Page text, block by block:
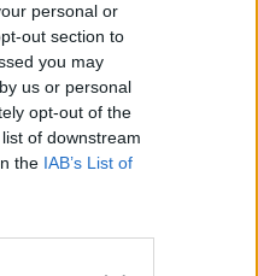
personal or
out section to
you may
us or personal
opt-out of the
of downstream
the IAB’s List of
náluk
autót
Az
—